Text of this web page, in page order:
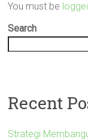
You must be
Search
Recent
Strategi